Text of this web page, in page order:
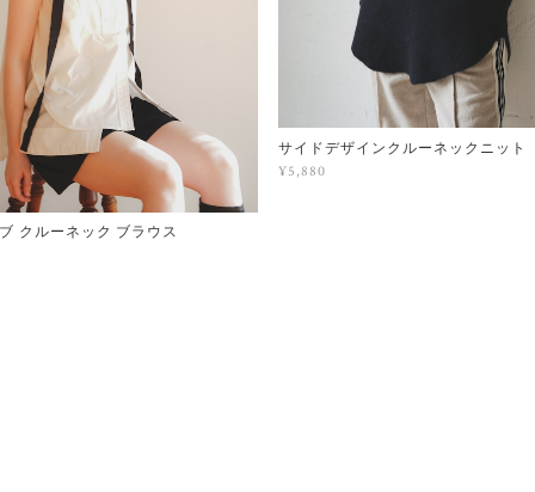
クルーネック ブラウス
サイドデザインクルーネックニット
¥5,880